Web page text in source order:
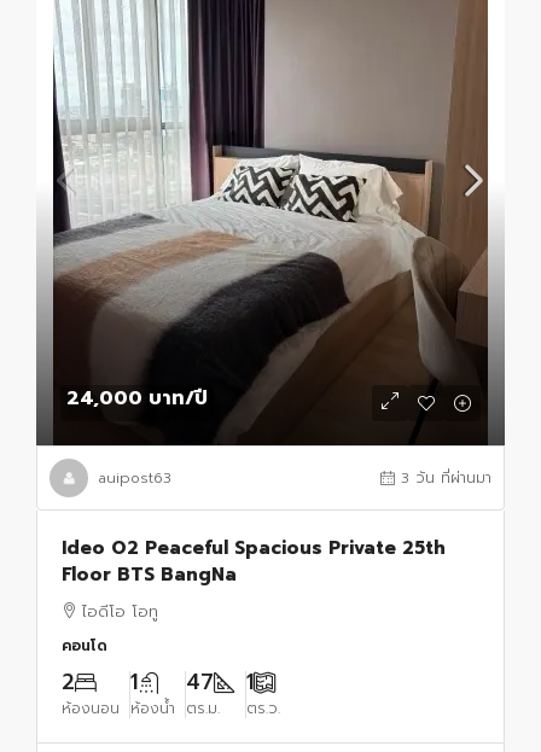
24,000 บาท/ปี
auipost63 3 วัน ที่ผ่านมา
Ideo O2 Peaceful Spacious Private 25th
Floor BTS BangNa
ไอดีโอ โอทู
คอนโด
2
ห้องนอน
1
ห้องน้ำ
47
ตร.ม.
1
ตร.ว.